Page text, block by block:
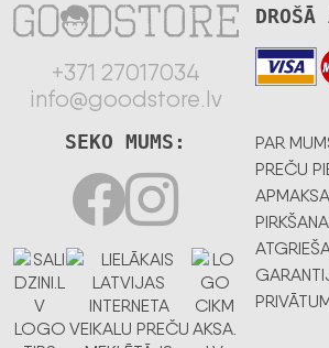
+371 27017034
info@goodstore.lv
DROŠĀ
PAR
PREČU
SEKO MUMS: